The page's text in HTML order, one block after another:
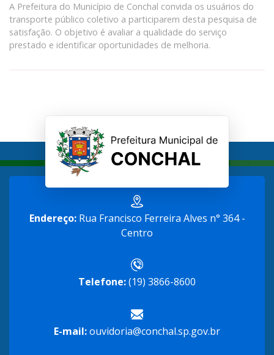
A Prefeitura do Município de Conchal convida os usuários do
transporte público coletivo a participarem desta pesquisa de
satisfação. O objetivo é avaliar a qualidade do serviço
prestado e identificar oportunidades de melhoria.
Endereço:Rua Francisco Ferreira Alves n° 364 -
Centro
Telefone:(19) 3866-8600
E-mail:ouvidoria@conchal.sp.gov.br